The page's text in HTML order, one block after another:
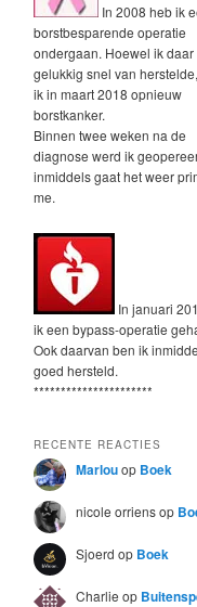
In 2008 heb ik
borstbesparende operatie
ondergaan. Hoewel ik daar
gelukkig snel van
ik in maart 2018 opnieuw
borstkanker.
Binnen twee weken na de
diagnose werd ik
inmiddels gaat het weer
me.
In januari
ik een bypass-operatie
Ook daarvan ben ik
goed hersteld.
**********************
RECENTE REACTIES
Marlouop Boek
nicole orriensop
Sjoerd op Boek
Charlie op